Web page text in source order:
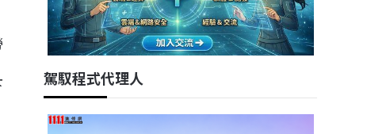
駕馭程式代理人